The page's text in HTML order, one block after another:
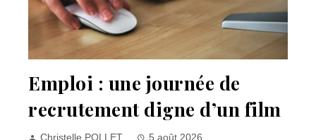
Emploi : une journée de
recrutement digne d’un film
Christelle POLLET 5 août 2026